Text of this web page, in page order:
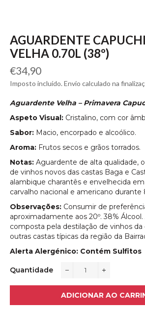
AGUARDENTE
VELHA 0.70L (38º)
Preço
normal
€34,90
Imposto incluído. Envio calculado na
Aguardente Velha – Primavera
Aspeto Visual: Cristalino, com cor
Sabor: Macio, encorpado e alcoólico.
Aroma: Frutos secos e grãos torrados.
Notas: Aguardente de alta qualidade,
de vinhos novos das castas Baga e
alambique charantês e envelhecida
carvalho nacional e americano durante
Observações: Consumir de
aproximadamente aos 20º. 38%
composta pela destilação de vinhos da
outras castas típicas da região da
Alerta Alergénico: Contém Sulfitos
Quantidade
ADICIONAR AO